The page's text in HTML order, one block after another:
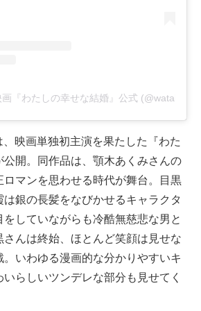
『わたしの幸せな結婚』公式
映画単独初主演を果たした『わた
公開。同作品は、顎木あくみさんの
ロマンを思わせる時代が舞台。目黒
は銀の長髪をなびかせるキャラクタ
していながらも冷酷無慈悲な男と
さんは終始、ほとんど笑顔は見せな
いわゆる漫画的な分かりやすいキ
らしいツンデレな部分も見せてく